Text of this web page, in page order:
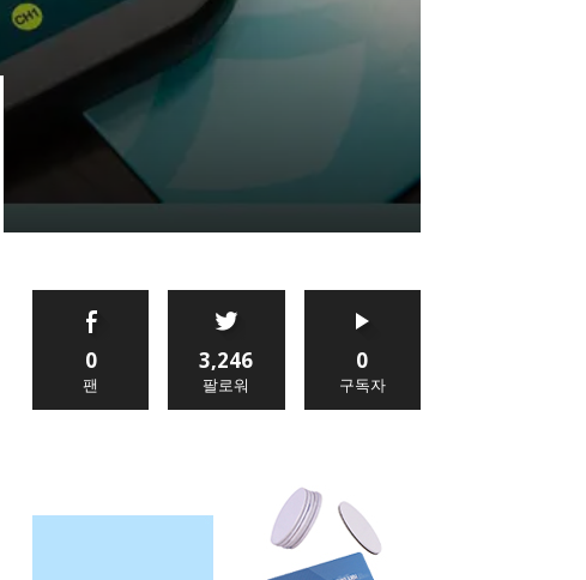
0
팬
3,246
팔로워
0
구독자